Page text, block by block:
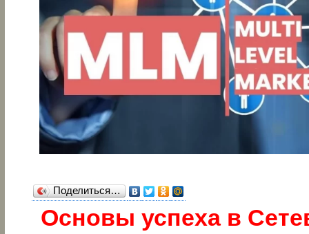
Поделиться…
Основы успеха в